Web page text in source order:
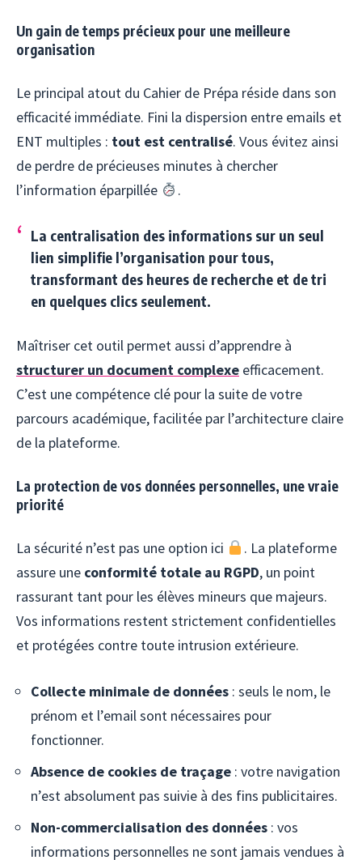
Un gain de temps précieux pour une meilleure
organisation
Le principal atout du Cahier de Prépa réside dans son
efficacité immédiate. Fini la dispersion entre emails et
ENT multiples : tout est centralisé. Vous évitez ainsi
de perdre de précieuses minutes à chercher
l’information éparpillée
.
La centralisation des informations sur un seul
lien simplifie l’organisation pour tous,
transformant des heures de recherche et de tri
en quelques clics seulement.
Maîtriser cet outil permet aussi d’apprendre à
structurer un document complexe efficacement.
C’est une compétence clé pour la suite de votre
parcours académique, facilitée par l’architecture claire
de la plateforme.
La protection de vos données personnelles, une vraie
priorité
La sécurité n’est pas une option ici
. La plateforme
assure une conformité totale au RGPD, un point
rassurant tant pour les élèves mineurs que majeurs.
Vos informations restent strictement confidentielles
et protégées contre toute intrusion extérieure.
Collecte minimale de données : seuls le nom, le
prénom et l’email sont nécessaires pour
fonctionner.
Absence de cookies de traçage : votre navigation
n’est absolument pas suivie à des fins publicitaires.
Non-commercialisation des données : vos
informations personnelles ne sont jamais vendues à